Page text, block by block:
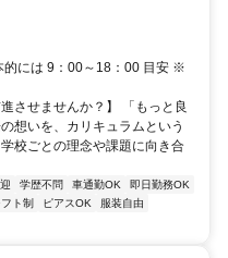
には 9：00～18：00 目安 ※
させませんか？】 「もっと良
想いを、カリキュラムという
校ごとの理念や課題に向き合
学歴不問 車通勤OK
即日勤務OK
ト制 ピアスOK
服装自由